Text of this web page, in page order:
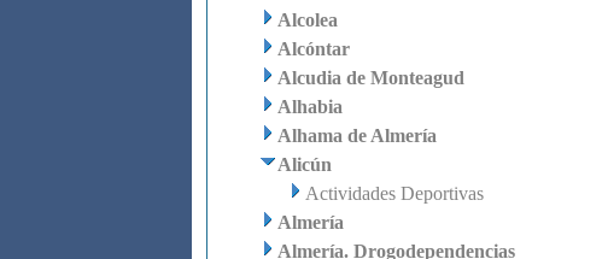
Alcolea
Alcóntar
Alcudia de Monteagud
Alhabia
Alhama de Almería
Alicún
Actividades Deportivas
Almería
Almería. Drogodependencias